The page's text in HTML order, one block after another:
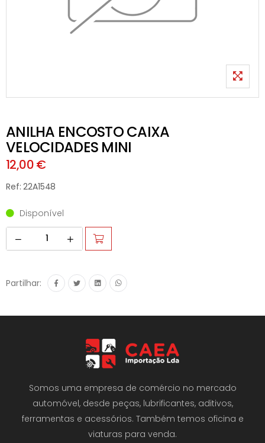
ANILHA ENCOSTO CAIXA
VELOCIDADES MINI
12,00 €
Ref: 22A1548
Disponível
Partilhar:
Somos uma empresa de comércio no mercado
automóvel, desde peças, lubrificantes, aditivos,
ferramentas e acessórios. Também temos oficina e
viaturas para venda.